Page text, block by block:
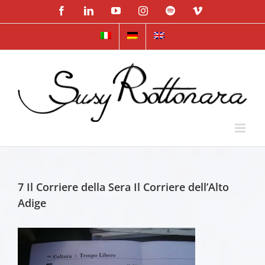
to
FacebookLinkedInYouTubeInstagramSpotifyVimeo
7 Il Corriere della Sera Il Corriere dell’Alto
Adige